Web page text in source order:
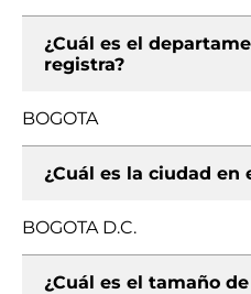
¿Cuál es el
registra?
BOGOTA
¿Cuál es la ciudad en
BOGOTA D.C.
¿Cuál es el tamaño